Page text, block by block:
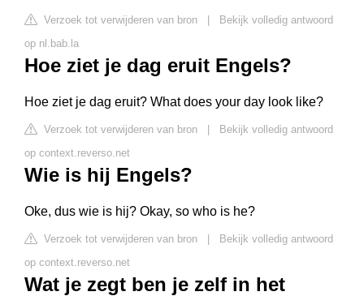
Verzoek tot verwijderen van bron
Bekijk volledig antwoord
op nl.bab.la
Hoe ziet je dag eruit Engels?
Hoe ziet je dag eruit? What does your day look like?
Verzoek tot verwijderen van bron
Bekijk volledig antwoord
op context.reverso.net
Wie is hij Engels?
Oke, dus wie is hij? Okay, so who is he?
Verzoek tot verwijderen van bron
Bekijk volledig antwoord
op context.reverso.net
Wat je zegt ben je zelf in het